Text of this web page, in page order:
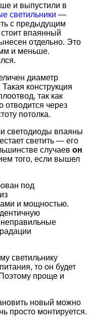
и выпустили в
светильники —
с предыдущим
впаянный
отдельно. Это
и меньше.
диаметр
конструкция
так как
отводится через
потолка.
светодиоды впаяны
светить — его
случаев он
того, если вышел
под
и мощностью.
неправильные
светильнику
то он будет
проще и
новый можно
просто монтируется.